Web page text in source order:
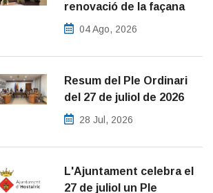
renovació de la façana
04 Ago, 2026
Resum del Ple Ordinari
del 27 de juliol de 2026
28 Jul, 2026
L'Ajuntament celebra el
27 de juliol un Ple